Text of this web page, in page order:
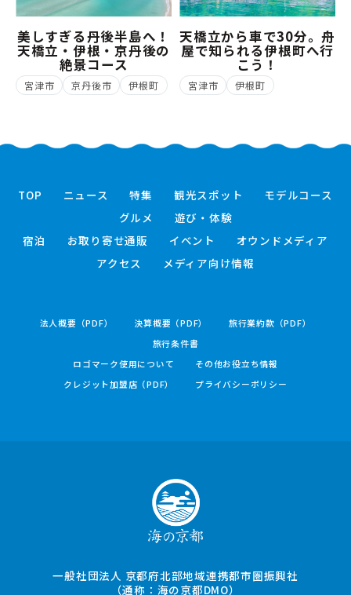
美しすぎる丹後半島へ！
天橋立・伊根・京丹後の
絶景コース
宮津市 京丹後市 伊根町
天橋立から車で30分。舟
屋で知られる伊根町へ行
こう！
宮津市 伊根町
TOP ニュース 特集 観光スポット
モデルコース
グルメ
遊び・体験
宿泊
お取り寄せ通販 イベント
オウンドメディア
アクセス
メディア向け情報
法人概要（PDF） 決算概要（PDF）
旅行業約款（PDF）
旅行条件書
ロゴマーク使用について
その他お役立ち情報
クレジット加盟店（PDF）
プライバシーポリシー
一般社団法人 京都府北部地域連携都市圏振興社
（通称：海の京都DMO）